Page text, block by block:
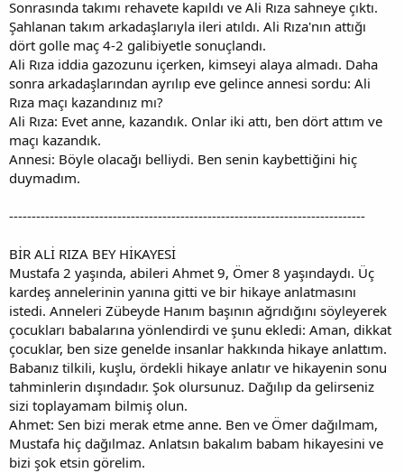
Sonrasında takımı rehavete kapıldı ve Ali Rıza sahneye çıktı.
Şahlanan takım arkadaşlarıyla ileri atıldı. Ali Rıza'nın attığı
dört golle maç 4-2 galibiyetle sonuçlandı.
Ali Rıza iddia gazozunu içerken, kimseyi alaya almadı. Daha
sonra arkadaşlarından ayrılıp eve gelince annesi sordu: Ali
Rıza maçı kazandınız mı?
Ali Rıza: Evet anne, kazandık. Onlar iki attı, ben dört attım ve
maçı kazandık.
Annesi: Böyle olacağı belliydi. Ben senin kaybettiğini hiç
duymadım.
-------------------------------------------------------------------------------
BİR ALİ RIZA BEY HİKAYESİ
Mustafa 2 yaşında, abileri Ahmet 9, Ömer 8 yaşındaydı. Üç
kardeş annelerinin yanına gitti ve bir hikaye anlatmasını
istedi. Anneleri Zübeyde Hanım başının ağrıdığını söyleyerek
çocukları babalarına yönlendirdi ve şunu ekledi: Aman, dikkat
çocuklar, ben size genelde insanlar hakkında hikaye anlattım.
Babanız tilkili, kuşlu, ördekli hikaye anlatır ve hikayenin sonu
tahminlerin dışındadır. Şok olursunuz. Dağılıp da gelirseniz
sizi toplayamam bilmiş olun.
Ahmet: Sen bizi merak etme anne. Ben ve Ömer dağılmam,
Mustafa hiç dağılmaz. Anlatsın bakalım babam hikayesini ve
bizi şok etsin görelim.